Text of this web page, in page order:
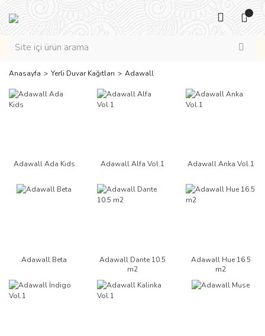
Anasayfa Yerli Duvar Kağıtları Adawall
Adawall Ada Kids Adawall Alfa Vol.1 Adawall Anka Vol.1
Adawall Beta
Adawall Dante 10.5
m2
Adawall Hue 16.5
m2